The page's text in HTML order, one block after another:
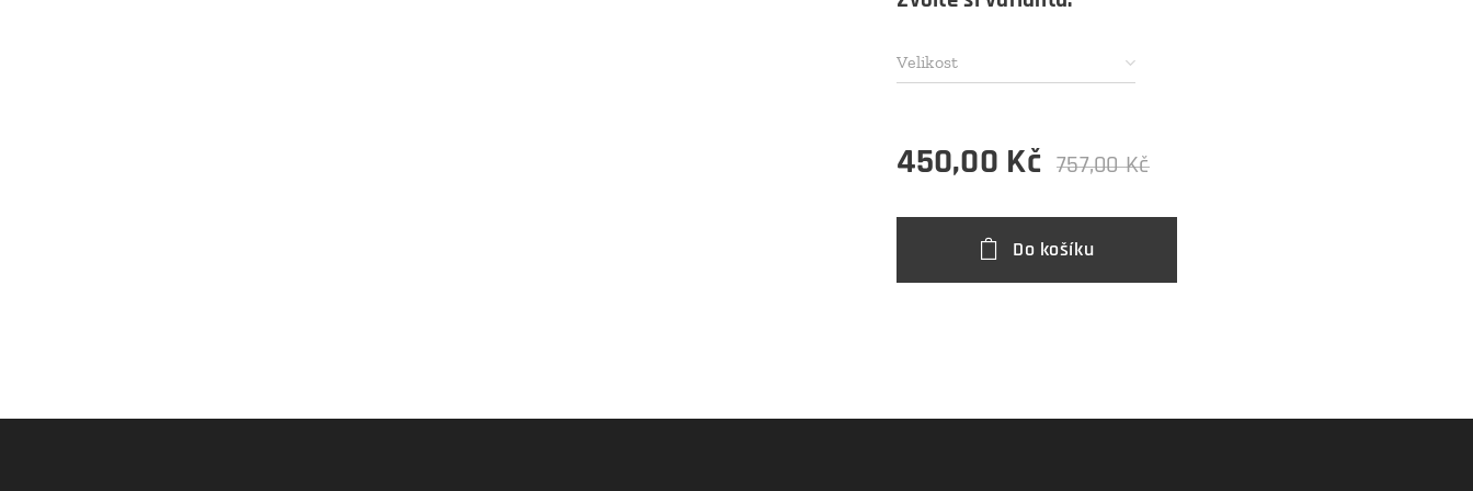
Velikost
450,00 Kč 757,00Kč
Do košíku